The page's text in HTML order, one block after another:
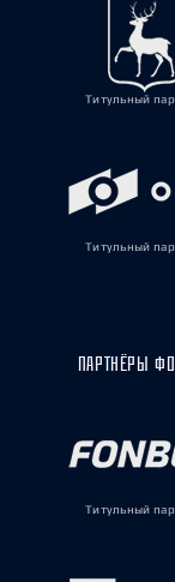
Титульный
Титульный
ПАРТНЁРЫ
Титульный